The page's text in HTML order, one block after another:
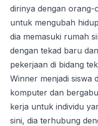
dirinya dengan
untuk mengubah
dia memasuki rumah
dengan tekad baru
pekerjaan di bidang
Winner menjadi siswa
komputer dan
kerja untuk individu
sini, dia terhubung